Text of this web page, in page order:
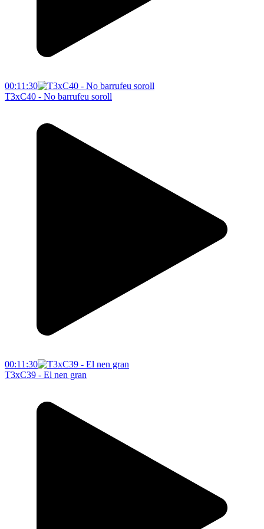
00:11:30
T3xC40 - No barrufeu soroll
00:11:30
T3xC39 - El nen gran